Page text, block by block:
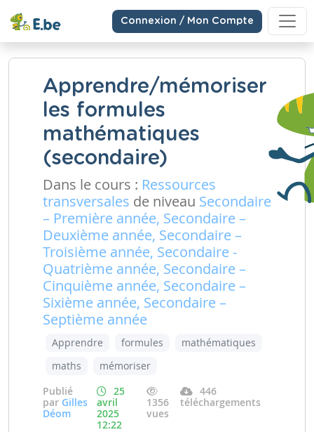
Connexion / Mon Compte
Apprendre/mémoriser
les formules
mathématiques
(secondaire)
Dans le cours : Ressources
transversales de niveau Secondaire
– Première année, Secondaire –
Deuxième année, Secondaire –
Troisième année, Secondaire -
Quatrième année, Secondaire –
Cinquième année, Secondaire –
Sixième année, Secondaire –
Septième année
Apprendre formules
mathématiques
maths
mémoriser
Publié
par Gilles
Déom
25
avril
2025
12:22
1356
vues
446
téléchargements